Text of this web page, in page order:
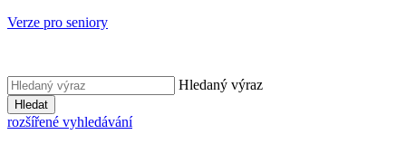
Verze pro seniory
Hledaný výraz
Hledat
rozšířené vyhledávání